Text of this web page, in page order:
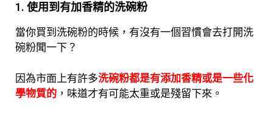
1. 使用到有加香精的洗碗粉
當你買到洗碗粉的時候，有沒有一個習慣會去打開洗
碗粉聞一下？
因為市面上有許多洗碗粉都是有添加香精或是一些化
學物質的 ，味道才有可能太重或是殘留下來。